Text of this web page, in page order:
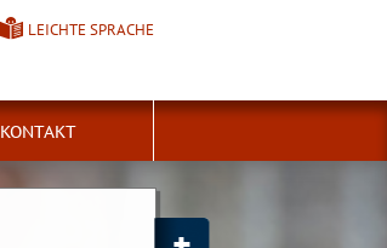
LEICHTE SPRACHE
KONTAKT